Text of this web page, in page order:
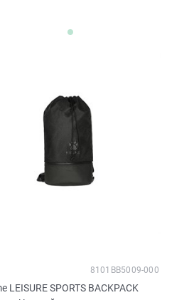
LEISURE SPORTS BACKPACK
8101BB5009-000